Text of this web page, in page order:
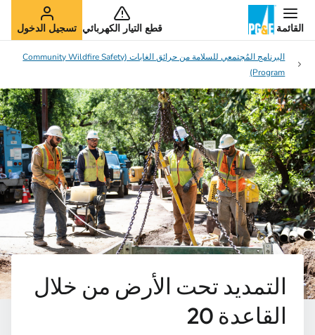
القائمة قطع التيار الكهربائي تسجيل الدخول
البرنامج المُجتمعي للسلامة من حرائق الغابات (Community Wildfire Safety
Program)
التمديد تحت الأرض من خلال
القاعدة 20